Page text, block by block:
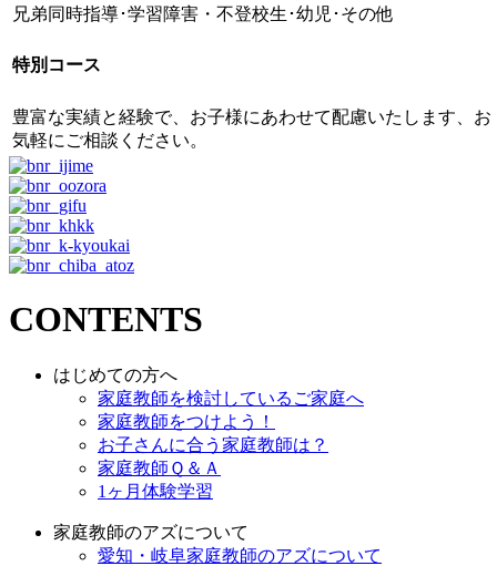
兄弟同時指導･学習障害・不登校生･幼児･その他
特別コース
豊富な実績と経験で、お子様にあわせて配慮いたします、お
気軽にご相談ください。
CONTENTS
はじめての方へ
家庭教師を検討しているご家庭へ
家庭教師をつけよう！
お子さんに合う家庭教師は？
家庭教師Ｑ＆Ａ
1ヶ月体験学習
家庭教師のアズについて
愛知・岐阜家庭教師のアズについて